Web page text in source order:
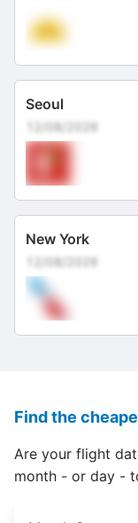
Seoul
12/08/2026
New York
12/08/2026
Find the
Are your flight
month - or day -